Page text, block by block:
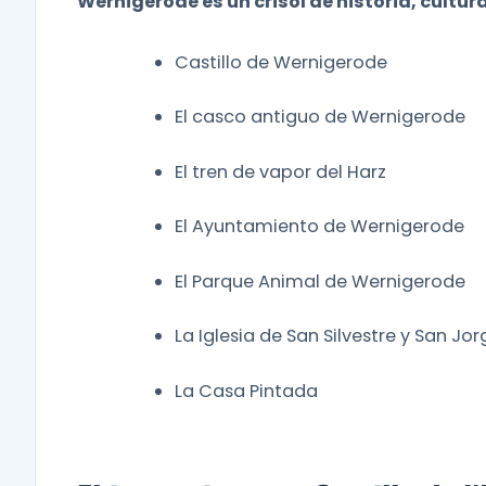
Castillo de Wernigerode
El casco antiguo de Wernigerode
El tren de vapor del Harz
El Ayuntamiento de Wernigerode
El Parque Animal de Wernigerode
La Iglesia de San Silvestre y San
La Casa Pintada